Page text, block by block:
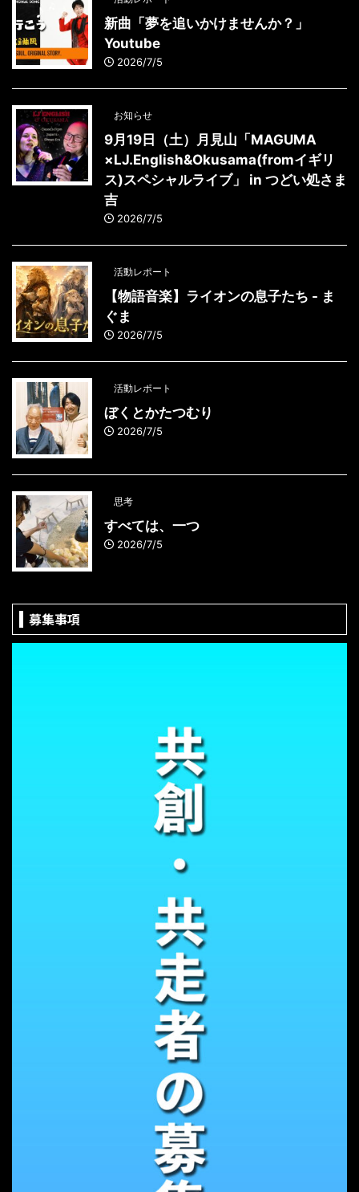
新曲「夢を追いかけませんか？」
Youtube
2026/7/5
お知らせ
9月19日（土）月見山「MAGUMA
×LJ.English&Okusama(fromイギリ
ス)スペシャルライブ」 in つどい処さま
吉
2026/7/5
活動レポート
【物語音楽】ライオンの息子たち - ま
ぐま
2026/7/5
活動レポート
ぼくとかたつむり
2026/7/5
思考
すべては、一つ
2026/7/5
募集事項